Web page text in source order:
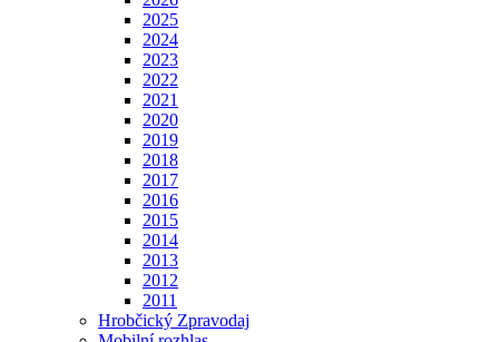
2025
2024
2023
2022
2021
2020
2019
2018
2017
2016
2015
2014
2013
2012
2011
Hrobčický Zpravodaj